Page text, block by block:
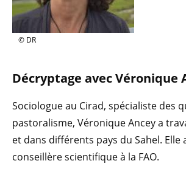
© DR
Décryptage avec Véronique
Sociologue au Cirad, spécialiste des
pastoralisme, Véronique Ancey a
et dans différents pays du Sahel. Elle
conseillère scientifique à la FAO.